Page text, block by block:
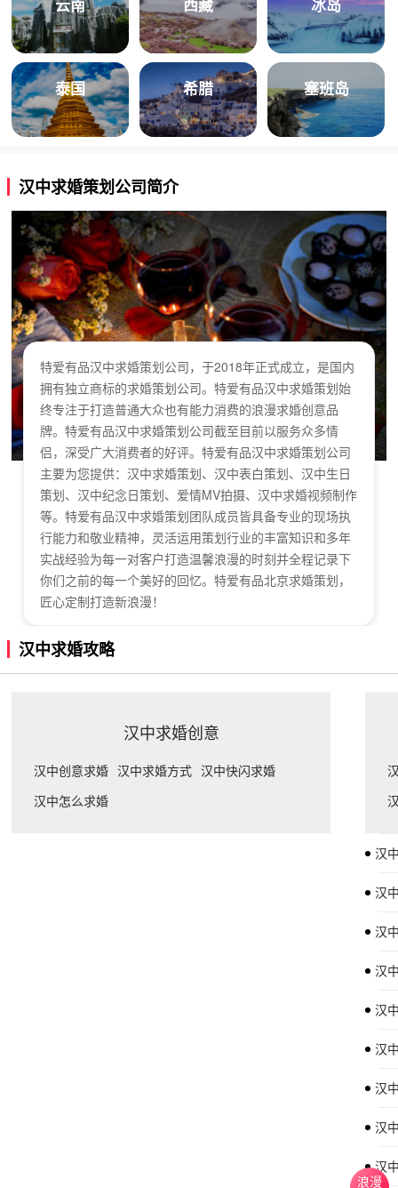
云南 西藏 冰岛
泰国 希腊 塞班岛
汉中求婚策划公司简介
特爱有品汉中求婚策划公司，于2018年正式成立，是国内
拥有独立商标的求婚策划公司。特爱有品汉中求婚策划始
终专注于打造普通大众也有能力消费的浪漫求婚创意品
牌。特爱有品汉中求婚策划公司截至目前以服务众多情
侣，深受广大消费者的好评。特爱有品汉中求婚策划公司
主要为您提供：汉中求婚策划、汉中表白策划、汉中生日
策划、汉中纪念日策划、爱情MV拍摄、汉中求婚视频制作
等。特爱有品汉中求婚策划团队成员皆具备专业的现场执
行能力和敬业精神，灵活运用策划行业的丰富知识和多年
实战经验为每一对客户打造温馨浪漫的时刻并全程记录下
你们之前的每一个美好的回忆。特爱有品北京求婚策划，
匠心定制打造新浪漫！
汉中求婚攻略
汉中求婚创意
汉中创意求婚 汉中求婚方式 汉中快闪求婚
汉中怎么求婚
汉
汉
汉
汉
汉
汉
汉
汉
汉
浪漫